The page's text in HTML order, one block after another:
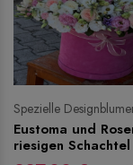
Spezielle
Eustoma und
riesigen Schachtel